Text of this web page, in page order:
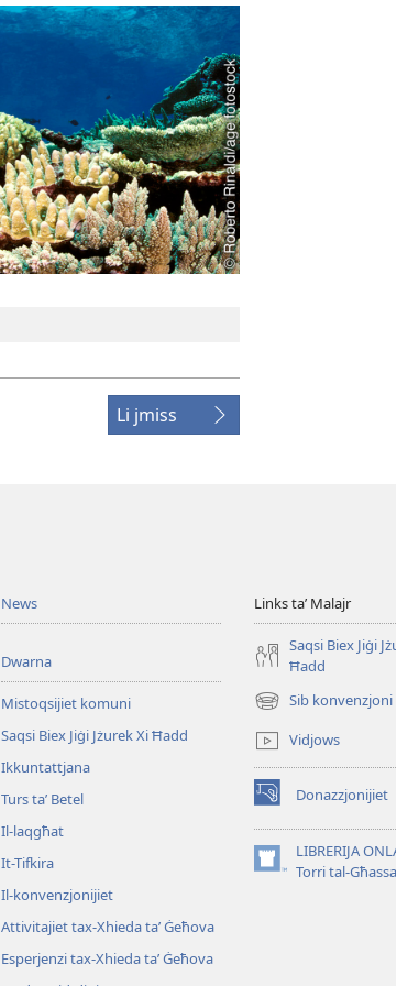
Li jmiss
News
Dwarna
Mistoqsijiet komuni
Saqsi Biex Jiġi Jżurek Xi Ħadd
Ikkuntattjana
Turs taʼ Betel
Il-laqgħat
It-Tifkira
Il-konvenzjonijiet
Attivitajiet tax-Xhieda taʼ Ġeħova
Esperjenzi tax-Xhieda taʼ Ġeħova
Links taʼ Malajr
Saqsi Biex Jiġi
Ħadd
Sib konvenzjoni
(opens
new
window)
Vidjows
Donazzjonijiet
(opens
new
window)LIBRERIJA
Torri tal-Għassa
(opens